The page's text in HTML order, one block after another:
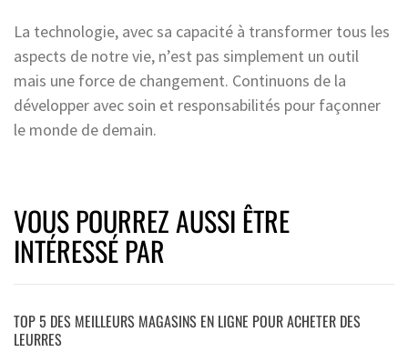
La technologie, avec sa capacité à transformer tous les
aspects de notre vie, n’est pas simplement un outil
mais une force de changement. Continuons de la
développer avec soin et responsabilités pour façonner
le monde de demain.
VOUS POURREZ AUSSI ÊTRE
INTÉRESSÉ PAR
TOP 5 DES MEILLEURS MAGASINS EN LIGNE POUR ACHETER DES
LEURRES